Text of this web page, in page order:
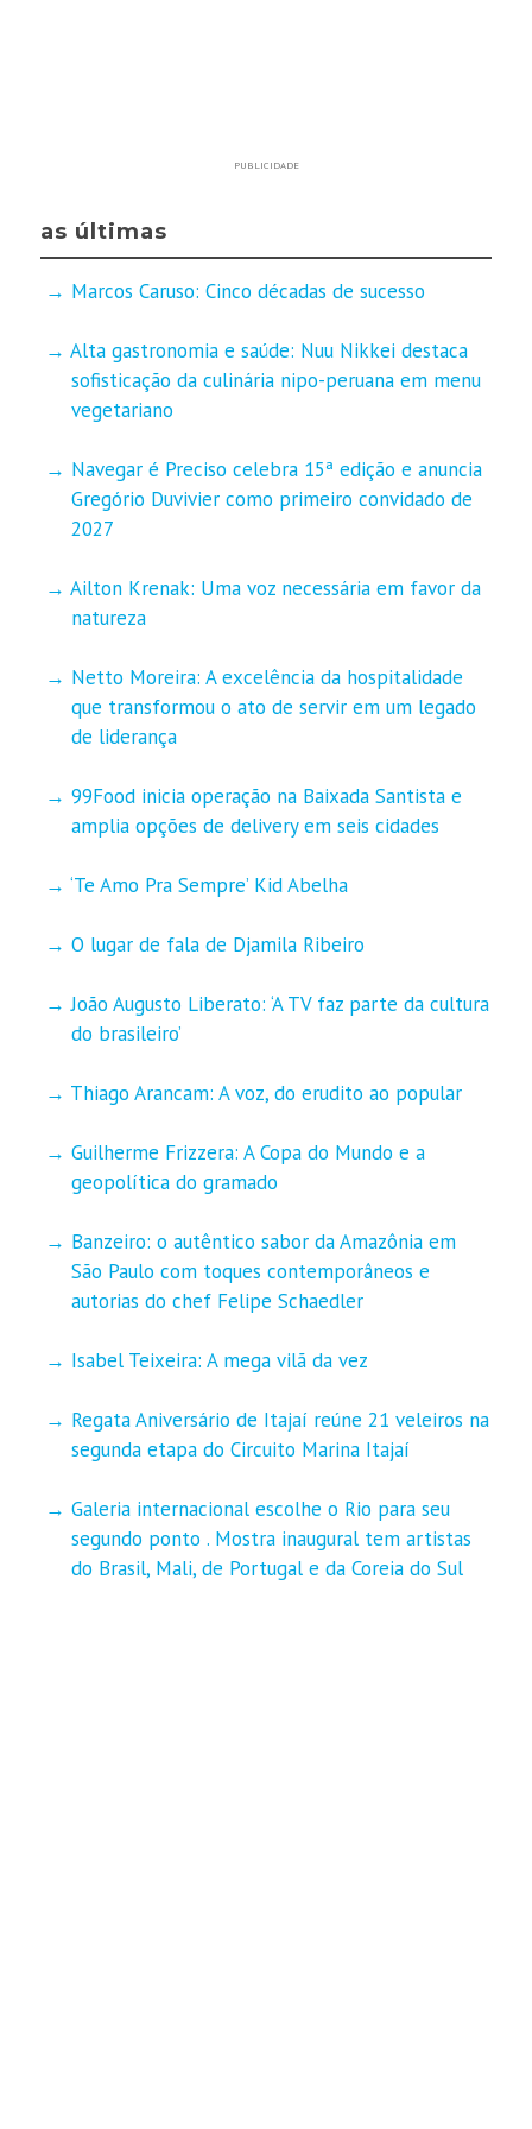
PUBLICIDADE
as últimas
Marcos Caruso: Cinco décadas de sucesso
Alta gastronomia e saúde: Nuu Nikkei destaca
sofisticação da culinária nipo-peruana em menu
vegetariano
Navegar é Preciso celebra 15ª edição e anuncia
Gregório Duvivier como primeiro convidado de
2027
Ailton Krenak: Uma voz necessária em favor da
natureza
Netto Moreira: A excelência da hospitalidade
que transformou o ato de servir em um legado
de liderança
99Food inicia operação na Baixada Santista e
amplia opções de delivery em seis cidades
‘Te Amo Pra Sempre’ Kid Abelha
O lugar de fala de Djamila Ribeiro
João Augusto Liberato: ‘A TV faz parte da cultura
do brasileiro’
Thiago Arancam: A voz, do erudito ao popular
Guilherme Frizzera: A Copa do Mundo e a
geopolítica do gramado
Banzeiro: o autêntico sabor da Amazônia em
São Paulo com toques contemporâneos e
autorias do chef Felipe Schaedler
Isabel Teixeira: A mega vilã da vez
Regata Aniversário de Itajaí reúne 21 veleiros na
segunda etapa do Circuito Marina Itajaí
Galeria internacional escolhe o Rio para seu
segundo ponto . Mostra inaugural tem artistas
do Brasil, Mali, de Portugal e da Coreia do Sul